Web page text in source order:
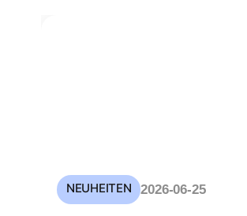
NEUHEITEN 2026-06-25